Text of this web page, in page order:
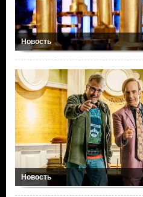
Новость
Новость